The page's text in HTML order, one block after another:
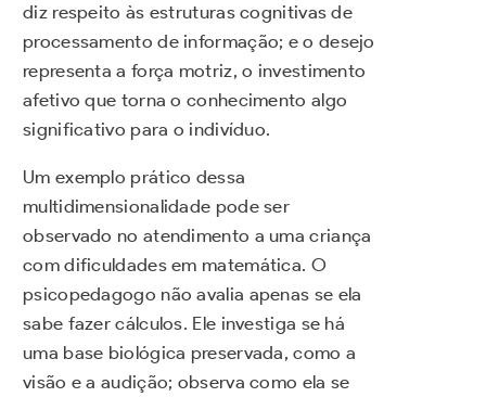
diz respeito às estruturas cognitivas de
processamento de informação; e o desejo
representa a força motriz, o investimento
afetivo que torna o conhecimento algo
significativo para o indivíduo.
Um exemplo prático dessa
multidimensionalidade pode ser
observado no atendimento a uma criança
com dificuldades em matemática. O
psicopedagogo não avalia apenas se ela
sabe fazer cálculos. Ele investiga se há
uma base biológica preservada, como a
visão e a audição; observa como ela se